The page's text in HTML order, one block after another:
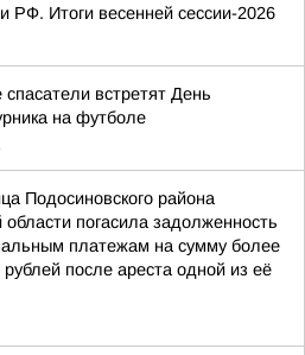
РФ. Итоги весенней сессии-2026
спасатели встретят День
на футболе
Подосиновского района
области погасила задолженность
платежам на сумму более
рублей после ареста одной из её